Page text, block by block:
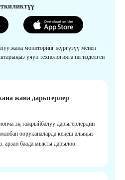
жана мониторинг жүргүзүү менен
үчүн технологияга негизделген
жана дарыгерлер
эң тажрыйбалуу дарыгерлердин
ооруканаларда кеңеш алыңыз
арзан баада мыкты дарылоо.